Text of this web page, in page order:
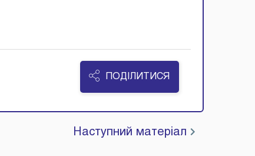
ПОДІЛИТИСЯ
Наступний матеріал